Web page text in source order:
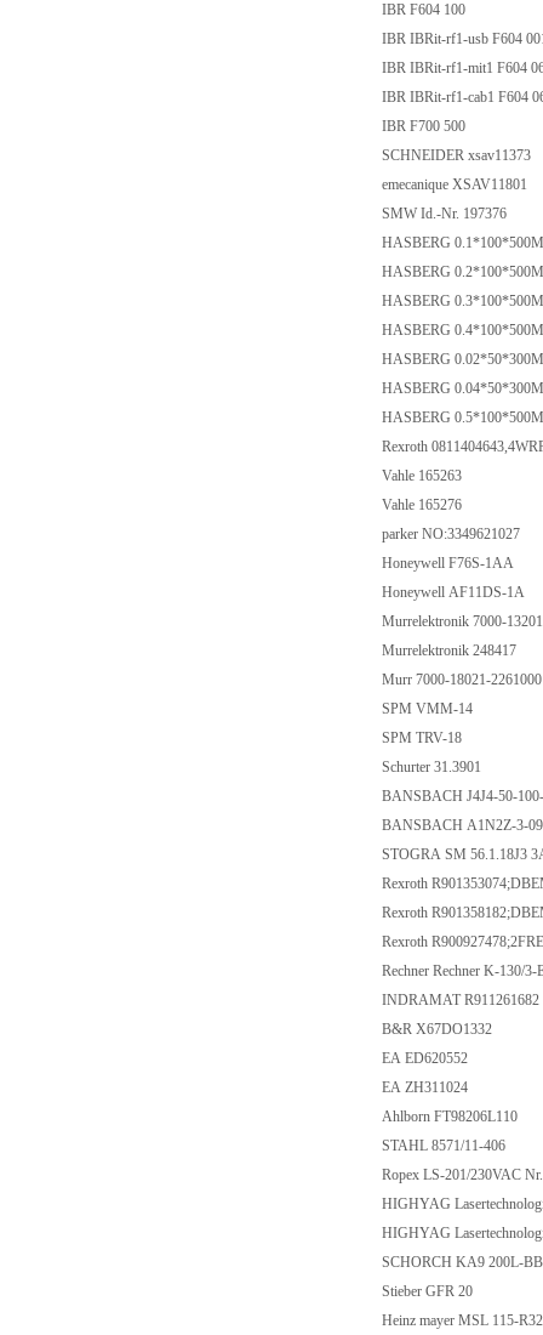
IBR F604 100
IBR IBRit-rf1-usb F604
IBR IBRit-rf1-mit1 F604
IBR IBRit-rf1-cab1 F604
IBR F700 500
SCHNEIDER xsav11373
emecanique XSAV11801
SMW Id.-Nr. 197376
HASBERG
HASBERG
HASBERG
HASBERG
HASBERG
HASBERG
HASBERG
Rexroth
Vahle 165263
Vahle 165276
parker NO:3349621027
Honeywell F76S-1AA
Honeywell AF11DS-1A
Murrelektronik 7000-
Murrelektronik 248417
Murr 7000-18021-
SPM VMM-14
SPM TRV-18
Schurter 31.3901
BANSBACH J4J4-50-
BANSBACH A1N2Z-3-
STOGRA SM 56.1.18J3
Rexroth
Rexroth
Rexroth
Rechner Rechner K-130/
INDRAMAT
B&R X67DO1332
EA ED620552
EA ZH311024
Ahlborn FT98206L110
STAHL 8571/11-406
Ropex LS-201/230VAC
HIGHYAG
HIGHYAG
SCHORCH KA9 200L-
Stieber GFR 20
Heinz mayer MSL 115-